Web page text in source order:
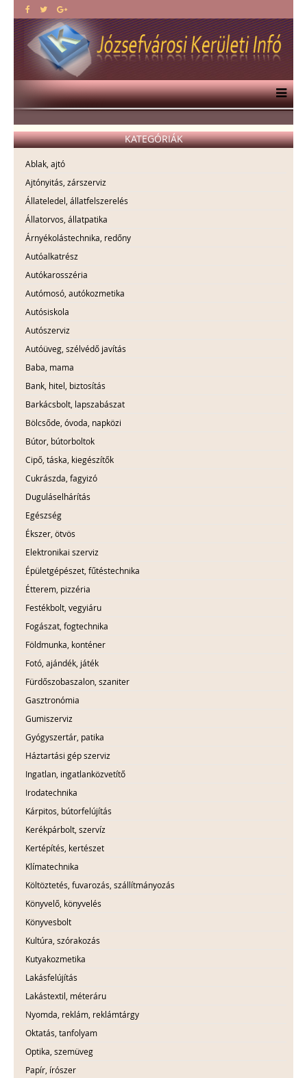
KATEGÓRIÁK
Ablak, ajtó
Ajtónyitás, zárszerviz
Állateledel, állatfelszerelés
Állatorvos, állatpatika
Árnyékolástechnika, redőny
Autóalkatrész
Autókarosszéria
Autómosó, autókozmetika
Autósiskola
Autószerviz
Autóüveg, szélvédő javítás
Baba, mama
Bank, hitel, biztosítás
Barkácsbolt, lapszabászat
Bölcsőde, óvoda, napközi
Bútor, bútorboltok
Cipő, táska, kiegészítők
Cukrászda, fagyizó
Duguláselhárítás
Egészség
Ékszer, ötvös
Elektronikai szerviz
Épületgépészet, fűtéstechnika
Étterem, pizzéria
Festékbolt, vegyiáru
Fogászat, fogtechnika
Földmunka, konténer
Fotó, ajándék, játék
Fürdőszobaszalon, szaniter
Gasztronómia
Gumiszerviz
Gyógyszertár, patika
Háztartási gép szerviz
Ingatlan, ingatlanközvetítő
Irodatechnika
Kárpitos, bútorfelújítás
Kerékpárbolt, szervíz
Kertépítés, kertészet
Klímatechnika
Költöztetés, fuvarozás, szállítmányozás
Könyvelő, könyvelés
Könyvesbolt
Kultúra, szórakozás
Kutyakozmetika
Lakásfelújítás
Lakástextil, méteráru
Nyomda, reklám, reklámtárgy
Oktatás, tanfolyam
Optika, szemüveg
Papír, írószer